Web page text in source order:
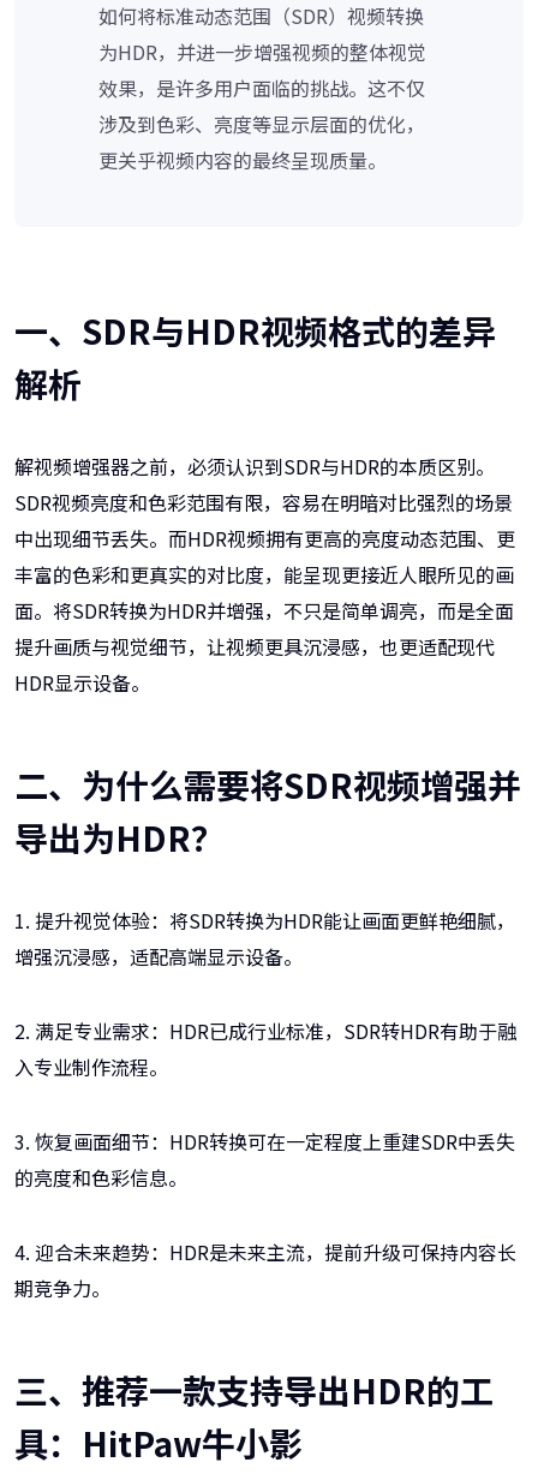
如何将标准动态范围（SDR）视频转换
为HDR，并进一步增强视频的整体视觉
效果，是许多用户面临的挑战。这不仅
涉及到色彩、亮度等显示层面的优化，
更关乎视频内容的最终呈现质量。
一、SDR与HDR视频格式的差异
解析
解视频增强器之前，必须认识到SDR与HDR的本质区别。
SDR视频亮度和色彩范围有限，容易在明暗对比强烈的场景
中出现细节丢失。而HDR视频拥有更高的亮度动态范围、更
丰富的色彩和更真实的对比度，能呈现更接近人眼所见的画
面。将SDR转换为HDR并增强，不只是简单调亮，而是全面
提升画质与视觉细节，让视频更具沉浸感，也更适配现代
HDR显示设备。
二、为什么需要将SDR视频增强并
导出为HDR？
1. 提升视觉体验：将SDR转换为HDR能让画面更鲜艳细腻，
增强沉浸感，适配高端显示设备。
2. 满足专业需求：HDR已成行业标准，SDR转HDR有助于融
入专业制作流程。
3. 恢复画面细节：HDR转换可在一定程度上重建SDR中丢失
的亮度和色彩信息。
4. 迎合未来趋势：HDR是未来主流，提前升级可保持内容长
期竞争力。
三、推荐一款支持导出HDR的工
具：HitPaw牛小影